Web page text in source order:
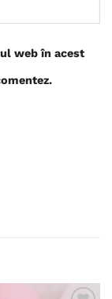
web în acest